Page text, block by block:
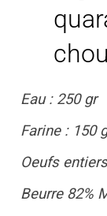
Eau : 250 gr
Farine : 150
Oeufs
Beurre 82%